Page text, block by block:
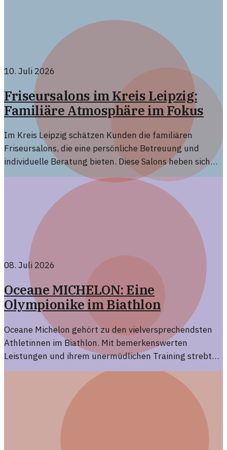
10. Juli 2026
Friseursalons im Kreis Leipzig:
Familiäre Atmosphäre im Fokus
Im Kreis Leipzig schätzen Kunden die familiären
Friseursalons, die eine persönliche Betreuung und
individuelle Beratung bieten. Diese Salons heben sich
durch ihre angenehme Atmosphäre von Ketten ab.
08. Juli 2026
Oceane MICHELON: Eine
Olympionike im Biathlon
Oceane Michelon gehört zu den vielversprechendsten
Athletinnen im Biathlon. Mit bemerkenswerten
Leistungen und ihrem unermüdlichen Training strebt
sie nach olympischem Ruhm.